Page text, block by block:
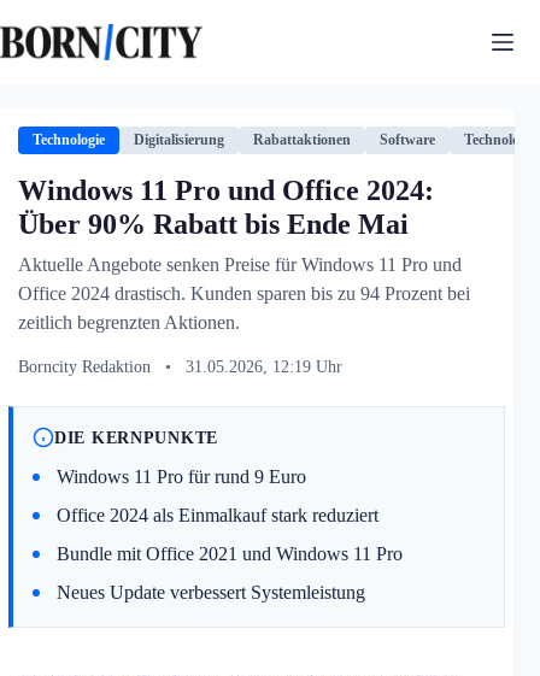
Inhalt
springen
Technologie Digitalisierung Rabattaktionen Software Technologie
Windows 11 Pro und Office 2024:
Über 90% Rabatt bis Ende Mai
Aktuelle Angebote senken Preise für Windows 11 Pro und
Office 2024 drastisch. Kunden sparen bis zu 94 Prozent bei
zeitlich begrenzten Aktionen.
Borncity Redaktion • 31.05.2026, 12:19 Uhr
DIE KERNPUNKTE
Windows 11 Pro für rund 9 Euro
Office 2024 als Einmalkauf stark reduziert
Bundle mit Office 2021 und Windows 11 Pro
Neues Update verbessert Systemleistung